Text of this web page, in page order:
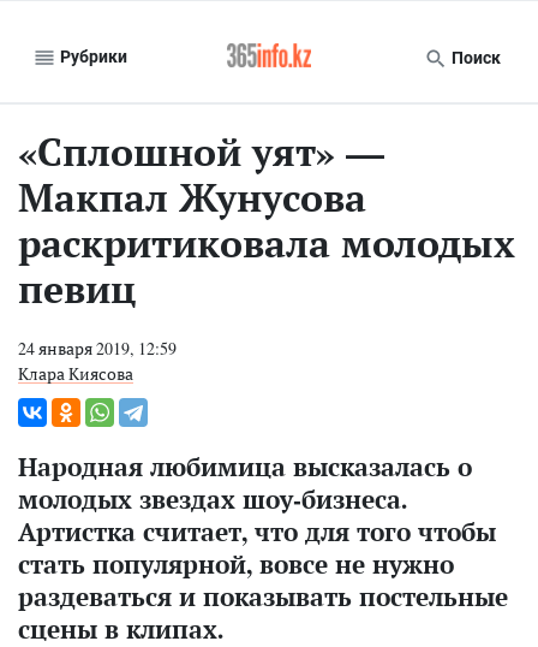
Рубрики Поиск
«Сплошной уят» —
Макпал Жунусова
раскритиковала молодых
певиц
24 января 2019, 12:59
Клара Киясова
Народная любимица высказалась о
молодых звездах шоу-бизнеса.
Артистка считает, что для того чтобы
стать популярной, вовсе не нужно
раздеваться и показывать постельные
сцены в клипах.